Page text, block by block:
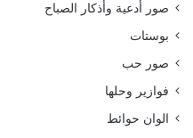
صور أدعية وأذكار الصباح
بوستات
صور حب
فوازير وحلها
الوان حوائط